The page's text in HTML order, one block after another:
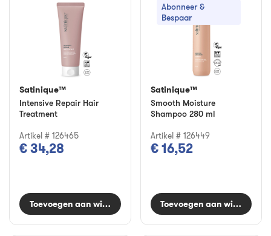
Satinique™
Intensive Repair Hair
Treatment
Artikel # 126465
€ 34,28
Toevoegen aan winkelwagen
Abonneer &
Bespaar
Satinique™
Smooth Moisture
Shampoo 280 ml
Artikel # 126449
€ 16,52
Toevoegen aan